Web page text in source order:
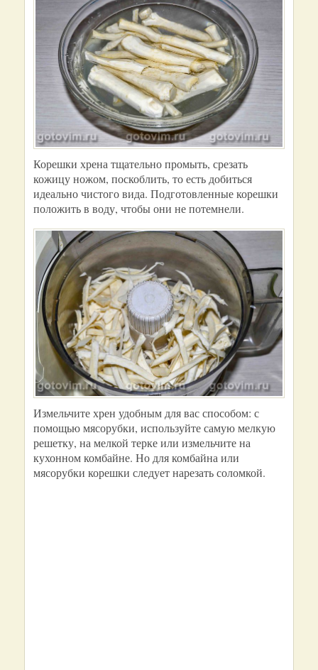
Корешки хрена тщательно промыть, срезать
кожицу ножом, поскоблить, то есть добиться
идеально чистого вида. Подготовленные корешки
положить в воду, чтобы они не потемнели.
Измельчите хрен удобным для вас способом: с
помощью мясорубки, используйте самую мелкую
решетку, на мелкой терке или измельчите на
кухонном комбайне. Но для комбайна или
мясорубки корешки следует нарезать соломкой.